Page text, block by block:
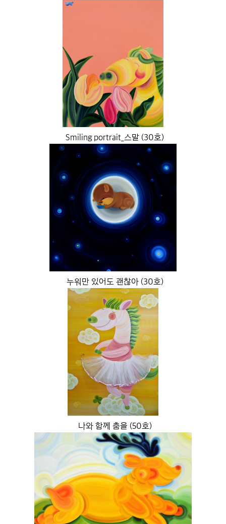
Smiling portrait_스말 (30호)
누워만 있어도 괜찮아 (30호)
나와 함께 춤을 (50호)